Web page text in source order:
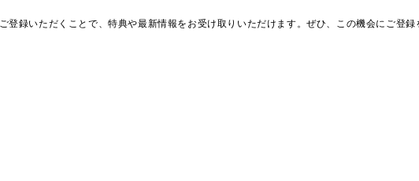
登録いただくことで、特典や最新情報をお受け取りいただけます。ぜひ、この機会にご登録